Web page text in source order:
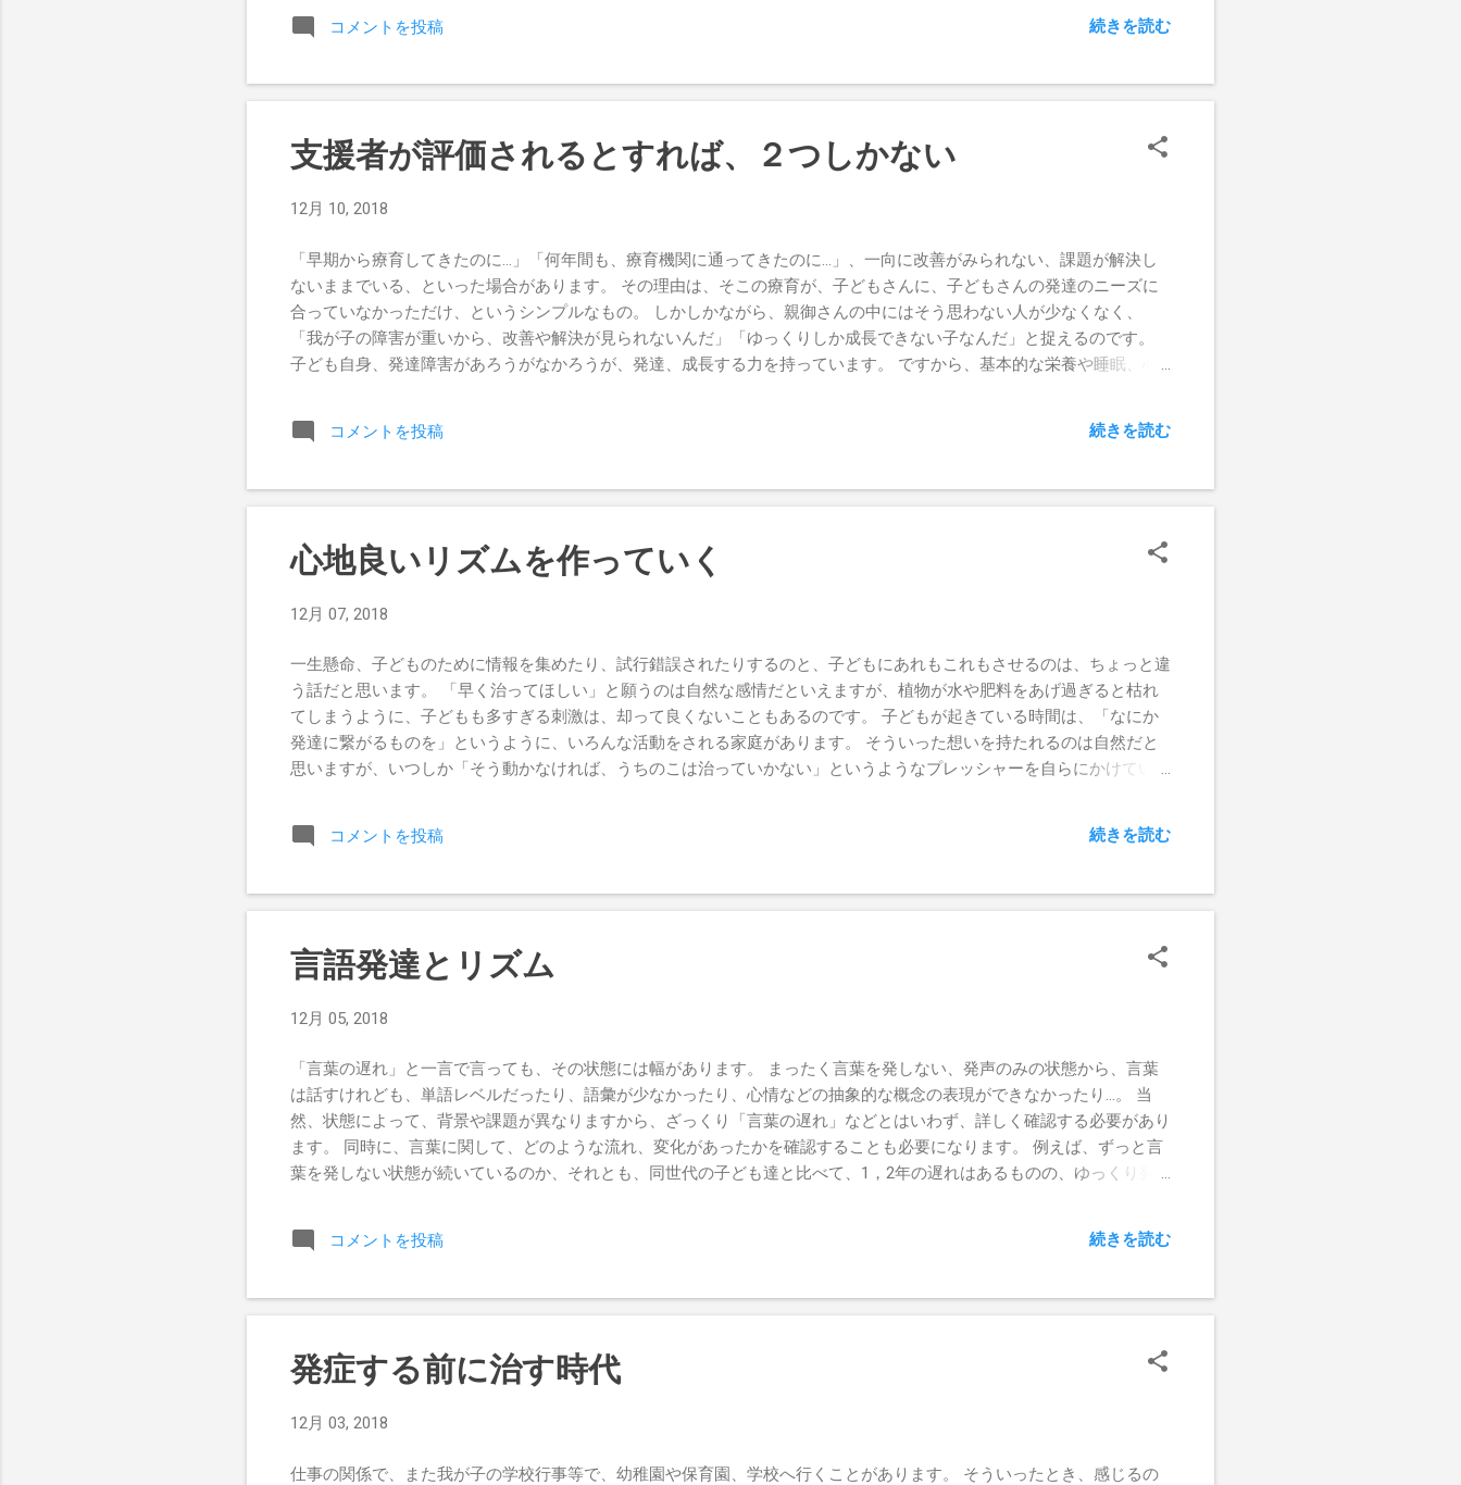
い、また食べなくてもいい、という家庭が普通になっている。 こういった話を聞くたびに、子どもの発達する権利は守
べない子」 「タブレットの刺激に圧倒されている子」ではなく、「タブレットが好きな子」 私が、子どもの神経発達に
には、寝られない人もいるし、食べられない人もいます。 四六時中、タブレットを見たり、スマホをいじったりしてい
る人もいます。 もちろん、大人であっても、それは不健康な状態といえますが、大人ならなんとかやり過ごすことがで
度、神経発達が完成し終わった大人と、今まさに神経発達をしている最中の子ども。 人類の歴史の中で、たった数年、
ます。 学校の人間関係、トラブルなどが理由として挙げられ、それに対しカウンセラーが、教員が、学校が、家庭が話
し合いを続けたりします。 そして、それでも解決の糸口が掴めなければ、医療機関...
コメントを投稿 続きを読む
支援者が評価されるとすれば、２つしかない
12月 10, 2018
「早期から療育してきたのに…」「何年間も、療育機関に通ってきたのに…」、一向に改善がみられない、課題が解決し
ないままでいる、といった場合があります。 その理由は、そこの療育が、子どもさんに、子どもさんの発達のニーズに
合っていなかっただけ、というシンプルなもの。 しかしかながら、親御さんの中にはそう思わない人が少なくなく、
「我が子の障害が重いから、改善や解決が見られないんだ」「ゆっくりしか成長できない子なんだ」と捉えるのです。
子ども自身、発達障害があろうがなかろうが、発達、成長する力を持っています。 ですから、基本的な栄養や睡眠、心
ことがありますが、本人の発達の流れから見れば、ただ単に本人の持っている発達の力で進んだだけ。 支援者が関わろ
うが、関わらまいが、「それくらいは伸びるよね」というのが少なくありません。 第一、週に数時間関わっただけで、
発達を堰止めているものを取り除いたとき。 具体的に言えば、発達のヌケを埋める、本人の誤学習をぶった切り、修正
これくらい発達するだろうな」という地点より先に、より早く進んだ場合、良い後押しができたと評価されて良いと思い
ます。 つまり、あの支援者と関わって、「止まっていた発達が動き出したな」「発達の大きさ、スピードが変わった
回通ったら、途中で止めにくいから」「どうせ無料だし」というのは、言っちゃあ悪いけれども、親御さんの趣味嗜好。
療育を受けるのも、支援を受けるのも、子どもが主体であるのですから、子どもにとって効果があるかないか、可能性を
広げるものか、という視点で考えなければなりません。 「療育に通って効果が得られないのは、我が子が重いから」と
いうのは、支援者にまんまと洗脳されてしまっています。 「障害が重いから効果が出ない」のでしたら、支援者も、療
育も...
コメントを投稿 続きを読む
心地良いリズムを作っていく
12月 07, 2018
一生懸命、子どものために情報を集めたり、試行錯誤されたりするのと、子どもにあれもこれもさせるのは、ちょっと違
う話だと思います。 「早く治ってほしい」と願うのは自然な感情だといえますが、植物が水や肥料をあげ過ぎると枯れ
てしまうように、子どもも多すぎる刺激は、却って良くないこともあるのです。 子どもが起きている時間は、「なにか
発達に繋がるものを」というように、いろんな活動をされる家庭があります。 そういった想いを持たれるのは自然だと
思いますが、いつしか「そう動かなければ、うちのこは治っていかない」というようなプレッシャーを自らにかけている
ない時間、していない時間というのは、外から見える世界です。 子どもの内側に目を向ければ、脳内のネットワークを
繋げている時間であり、刺激によって起きた興奮を静め、次の発達に向けて整え、準備している時間だといえます。 特
神経が伸びたり、繋がったり、整理したりしているのです。 ですから、空白の時間、刺激が少ない時間を過ごすのは、
は、子どもが自ら主体的に、自分に必要な刺激、動き、遊びに向かっていける時間だといえます。 どんなに頑張って
も、子ども本人になることはできません。 なので、どうしても、良かれと思ってやっている活動、与えている刺激、環
いる発達刺激とのズレです。 そのズレを埋めるのが、空白の時間であり、その空白の時間を使って、本人が主体的に、
自由に自らを育てていくのだと考えています。 子どもを治すため、より良く育てるために、日々頑張られている親御さ
ん達の中から、「もう限界です」「私には無理です」という相談を受けることがあります。 お話を伺うと、親御さんが
ヘトヘトであり、子どもさんもヘトヘトという場合が多いのです。 こういった親御さん達は、能力や頑張りが足りない
のではな...
コメントを投稿 続きを読む
言語発達とリズム
12月 05, 2018
「言葉の遅れ」と一言で言っても、その状態には幅があります。 まったく言葉を発しない、発声のみの状態から、言葉
は話すけれども、単語レベルだったり、語彙が少なかったり、心情などの抽象的な概念の表現ができなかったり…。 当
然、状態によって、背景や課題が異なりますから、ざっくり「言葉の遅れ」などとはいわず、詳しく確認する必要があり
ます。 同時に、言葉に関して、どのような流れ、変化があったかを確認することも必要になります。 例えば、ずっと言
葉を発しない状態が続いているのか、それとも、同世代の子ども達と比べて、1，2年の遅れはあるものの、ゆっくり発
った、なんてこともあります。 でも、大事なのは、変化があるか、あったのか、です。 変化が見られたなら、そこに発
達の芽があるということ。 ゆっくり発達しているのなら、方向性は間違っていないので、あとは加速させる後押しを考
た。 まだ幼い子どもさんだったのにもかかわらず、専門家からは「言葉の遅れがあるのが自閉症だから」ということ
縁があって、相談に乗らせていただいたのです。 その子とお会いしたとき、確かに言葉は発していませんでした。 で
も、多分、この子は言葉が出るんじゃないか、と思ったのです。 「もう少ししたら、しゃべると思いますよ」とも言い
声の段階ではありましたが、節が見られたことが大きな理由です。 節、つまり、リズムですね。 ただ「あー」とか、
コメントを投稿 続きを読む
発症する前に治す時代
12月 03, 2018
仕事の関係で、また我が子の学校行事等で、幼稚園や保育園、学校へ行くことがあります。 そういったとき、感じるの